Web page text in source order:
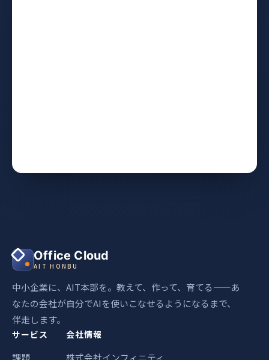
Office Cloud
AIT HONBU
中小企業に、AIT本部を。教えて、作って、育てる——あ
なたの会社が自分でAIを使いこなせるようになるまで、
伴走します。
サービス
課題
会社情報
株式会社インフィニティ